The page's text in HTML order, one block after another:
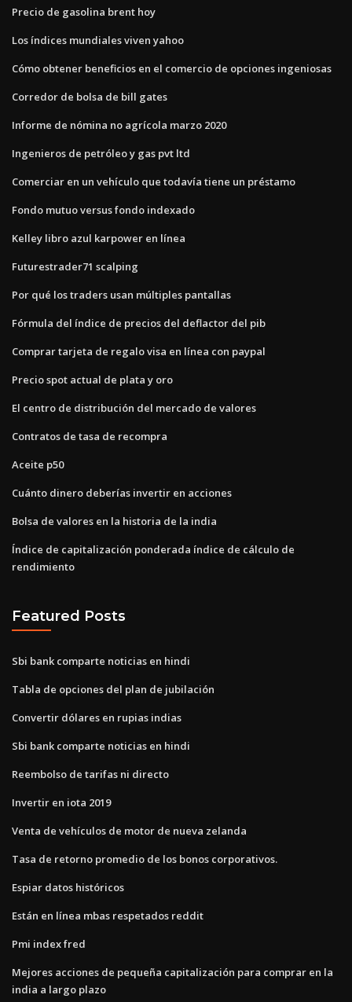
Precio de gasolina brent hoy
Los índices mundiales viven yahoo
Cómo obtener beneficios en el comercio de opciones ingeniosas
Corredor de bolsa de bill gates
Informe de nómina no agrícola marzo 2020
Ingenieros de petróleo y gas pvt ltd
Comerciar en un vehículo que todavía tiene un préstamo
Fondo mutuo versus fondo indexado
Kelley libro azul karpower en línea
Futurestrader71 scalping
Por qué los traders usan múltiples pantallas
Fórmula del índice de precios del deflactor del pib
Comprar tarjeta de regalo visa en línea con paypal
Precio spot actual de plata y oro
El centro de distribución del mercado de valores
Contratos de tasa de recompra
Aceite p50
Cuánto dinero deberías invertir en acciones
Bolsa de valores en la historia de la india
Índice de capitalización ponderada índice de cálculo de
rendimiento
Featured Posts
Sbi bank comparte noticias en hindi
Tabla de opciones del plan de jubilación
Convertir dólares en rupias indias
Sbi bank comparte noticias en hindi
Reembolso de tarifas ni directo
Invertir en iota 2019
Venta de vehículos de motor de nueva zelanda
Tasa de retorno promedio de los bonos corporativos.
Espiar datos históricos
Están en línea mbas respetados reddit
Pmi index fred
Mejores acciones de pequeña capitalización para comprar en la
india a largo plazo